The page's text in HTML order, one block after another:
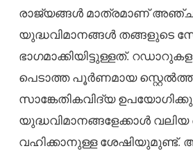
രാജ്യങ്ങൾ മാത്രമാണ്
യുദ്ധവിമാനങ്ങൾ തങ്ങളുടെ
ഭാഗമാക്കിയിട്ടുള്ളത്.
പെടാത്ത പൂർണമായ സ്റ്റെൽത്ത്
സാങ്കേതികവിദ്യ
യുദ്ധവിമാനങ്ങളേക്കാൾ
വഹിക്കാനുള്ള ശേഷിയുമുണ്ട്.